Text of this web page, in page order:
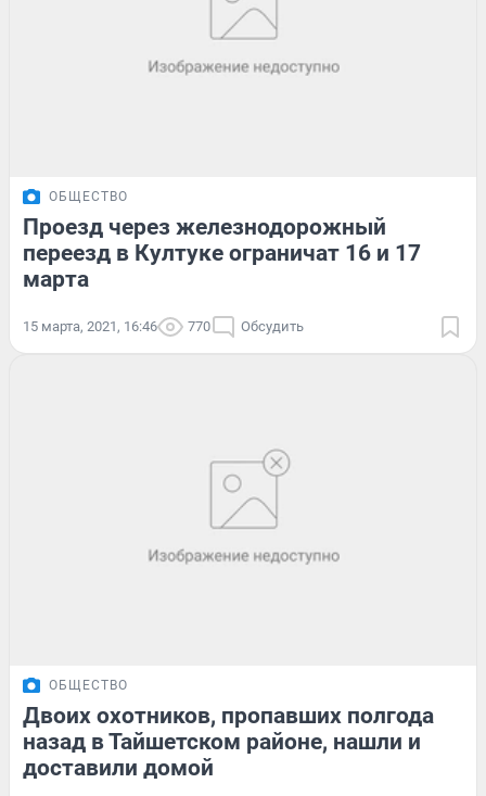
ОБЩЕСТВО
Проезд через железнодорожный
переезд в Култуке ограничат 16 и 17
марта
15 марта, 2021, 16:46 770 Обсудить
ОБЩЕСТВО
Двоих охотников, пропавших полгода
назад в Тайшетском районе, нашли и
доставили домой